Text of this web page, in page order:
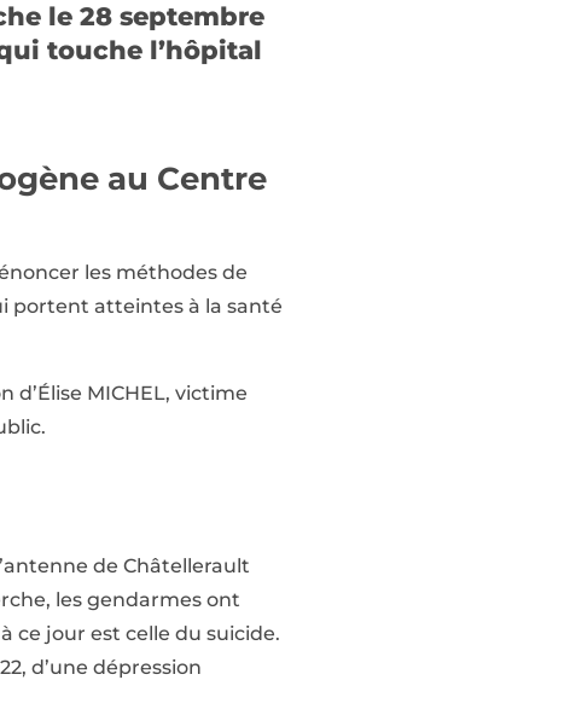
le 28 septembre
touche l’hôpital
au Centre
les méthodes de
portent atteintes à la santé
MICHEL, victime
de Châtellerault
les gendarmes ont
ce jour est celle du suicide.
d’une dépression